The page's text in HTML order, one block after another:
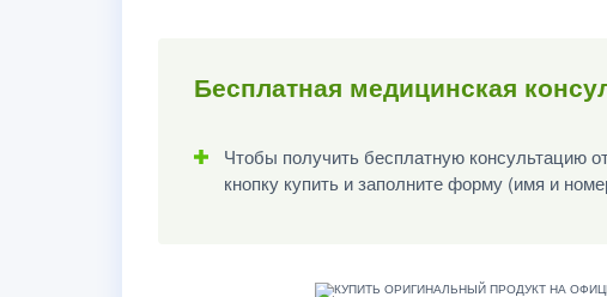
Бесплатная медицинская
Чтобы получить бесплатную консультацию
кнопку купить и заполните форму (имя и